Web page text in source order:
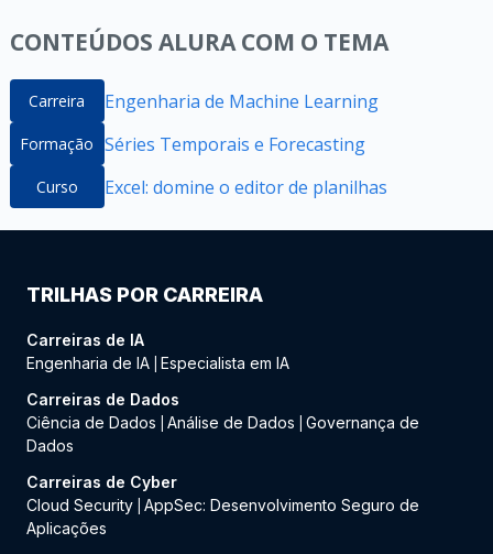
CONTEÚDOS ALURA COM O TEMA
Carreira Engenharia de Machine Learning
Formação Séries Temporais e Forecasting
Curso Excel: domine o editor de planilhas
TRILHAS POR CARREIRA
Carreiras de IA
Engenharia de IA Especialista em IA
Carreiras de Dados
Ciência de Dados
Análise de Dados
Governança de
Dados
Carreiras de Cyber
Cloud Security AppSec: Desenvolvimento Seguro de
Aplicações